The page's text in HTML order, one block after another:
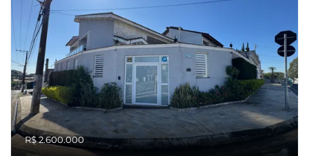
R$ 2.600.000